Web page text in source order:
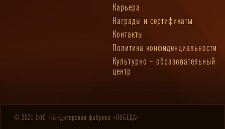
Карьера
Награды и сертификаты
Контакты
Политика конфиденциальности
Культурно – образовательный
центр
© 2021 ООО «Кондитерская фабрика «ПОБЕДА»